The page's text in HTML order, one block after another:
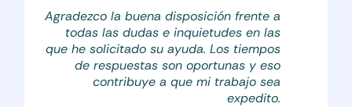
Agradezco la buena disposición frente a
todas las dudas e inquietudes en las
que he solicitado su ayuda. Los tiempos
de respuestas son oportunas y eso
contribuye a que mi trabajo sea
expedito.